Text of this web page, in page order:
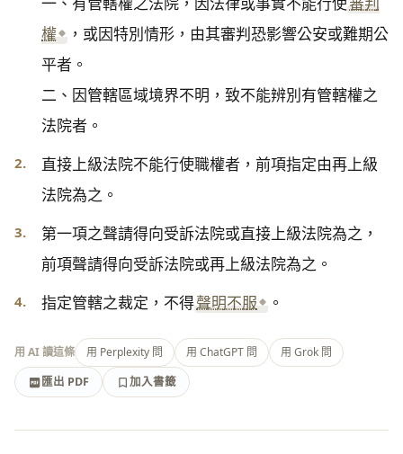
權
，或因特別情形，由其審判恐影響公安或難期公
平者。
二、因管轄區域境界不明，致不能辨別有管轄權之
法院者。
2.
直接上級法院不能行使職權者，前項指定由再上級
法院為之。
3.
第一項之聲請得向受訴法院或直接上級法院為之，
前項聲請得向受訴法院或再上級法院為之。
4. 指定管轄之裁定，不得聲明不服 。
用 AI 讀這條 用 Perplexity 問 用 ChatGPT 問
用 Grok 問
匯出 PDF
加入書籤
匯出 PDF
加入書籤